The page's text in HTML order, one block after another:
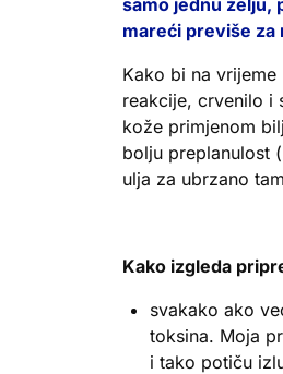
mareći previše
Kako bi na
reakcije, crvenilo i
kože primjenom
bolju preplanulost
ulja za ubrzano
Kako izgleda
svakako ako
toksina. Moja
i tako potiču